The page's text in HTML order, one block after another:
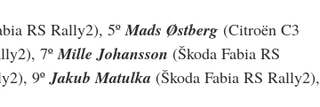
RS Rally2), 5º Mads Østberg (Citroën C3
7º Mille Johansson (Škoda Fabia RS
9º Jakub Matulka (Škoda Fabia RS Rally2),